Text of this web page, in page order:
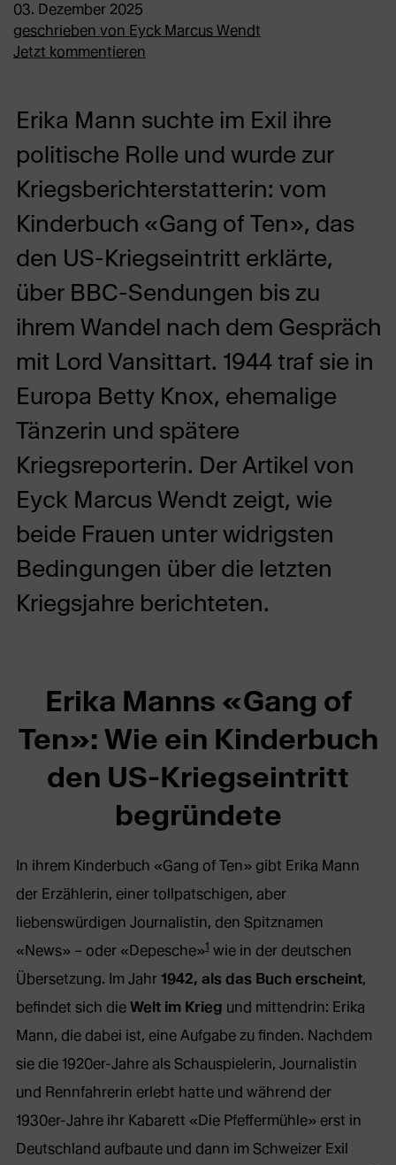
03. Dezember 2025
geschrieben von Eyck Marcus Wendt
Jetzt kommentieren
Erika Mann suchte im Exil ihre
politische Rolle und wurde zur
Kriegsberichterstatterin: vom
Kinderbuch «Gang of Ten», das
den US-Kriegseintritt erklärte,
über BBC-Sendungen bis zu
ihrem Wandel nach dem Gespräch
mit Lord Vansittart. 1944 traf sie in
Europa Betty Knox, ehemalige
Tänzerin und spätere
Kriegsreporterin. Der Artikel von
Eyck Marcus Wendt zeigt, wie
beide Frauen unter widrigsten
Bedingungen über die letzten
Kriegsjahre berichteten.
Erika Manns «Gang of
Ten»: Wie ein Kinderbuch
den US-Kriegseintritt
begründete
In ihrem Kinderbuch «Gang of Ten» gibt Erika Mann
der Erzählerin, einer tollpatschigen, aber
liebenswürdigen Journalistin, den Spitznamen
«News» – oder «Depesche»1wie in der deutschen
Übersetzung. Im Jahr 1942, als das Buch erscheint,
befindet sich die Welt im Krieg und mittendrin: Erika
Mann, die dabei ist, eine Aufgabe zu finden. Nachdem
sie die 1920er-Jahre als Schauspielerin, Journalistin
und Rennfahrerin erlebt hatte und während der
1930er-Jahre ihr Kabarett «Die Pfeffermühle» erst in
Deutschland aufbaute und dann im Schweizer Exil